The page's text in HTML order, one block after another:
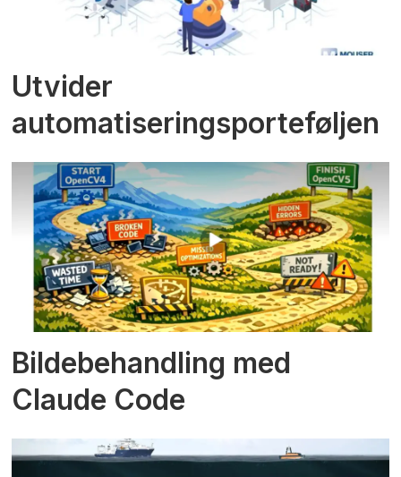
Utvider
automatiseringsporteføljen
Bildebehandling med
Claude Code